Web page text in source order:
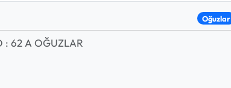
Oğuzlar
: 62 A OĞUZLAR